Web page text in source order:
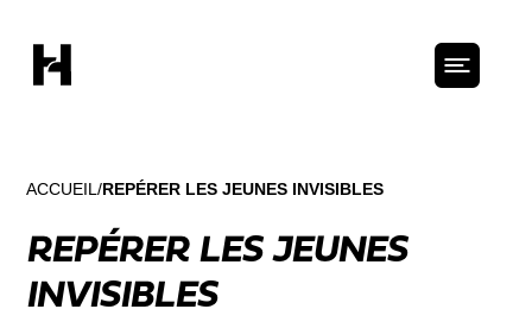
ACCUEIL REPÉRER LES JEUNES INVISIBLES
REPÉRER LES JEUNES
INVISIBLES